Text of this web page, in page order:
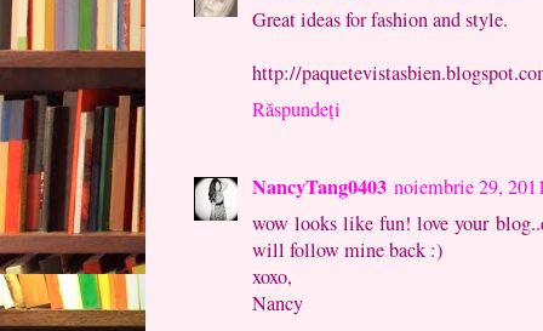
Great ideas for fashion and style.
http://
Răspundeți
NancyTang0403 noiembrie 29,
wow looks like fun! love your
will follow mine back :)
xoxo,
Nancy